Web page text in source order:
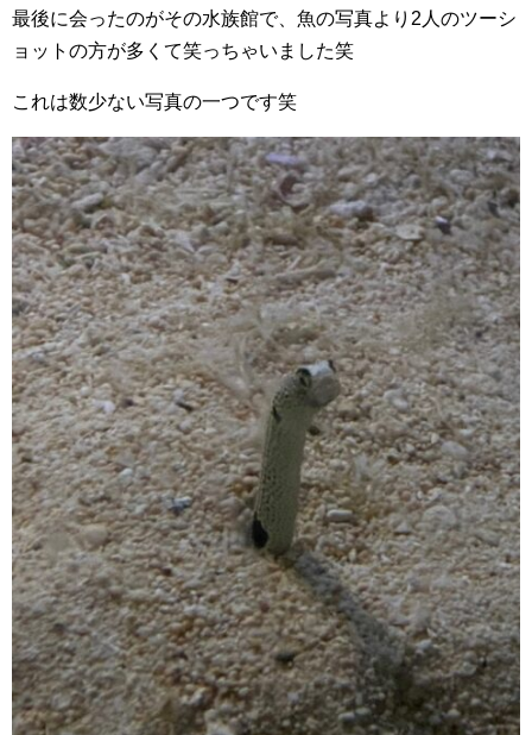
最後に会ったのがその水族館で、魚の写真より2人のツーシ
ョットの方が多くて笑っちゃいました笑
これは数少ない写真の一つです笑